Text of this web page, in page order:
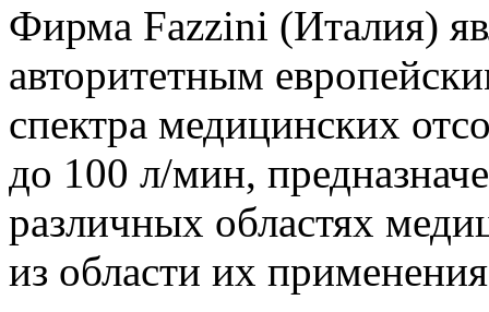
Фирма Fazzini (Италия)
авторитетным
спектра медицинских
до 100 л/мин,
различных областях
из области их